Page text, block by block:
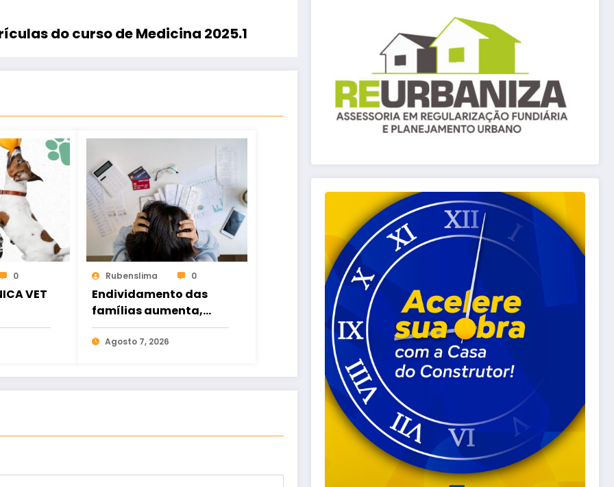
do curso de Medicina 2025.1
0
VET
Rubenslima 0
Endividamento das
famílias aumenta,
mas inadimplência cai
Agosto 7, 2026